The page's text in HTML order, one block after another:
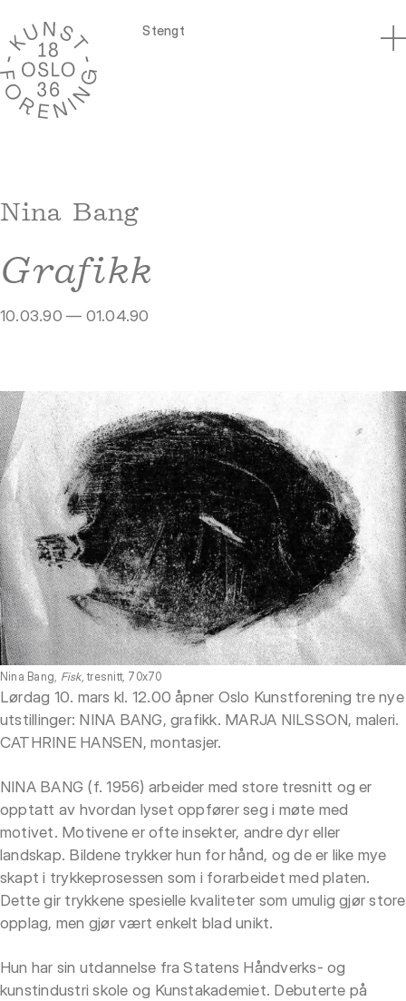
Stengt
Nina Bang
Grafikk
10.03.90 — 01.04.90
Nina Bang, Fisk, tresnitt, 70x70
Lørdag 10. mars kl. 12.00 åpner Oslo Kunstforening tre nye
utstillinger: NINA BANG, grafikk. MARJA NILSSON, maleri.
CATHRINE HANSEN, montasjer.
NINA BANG (f. 1956) arbeider med store tresnitt og er
opptatt av hvordan lyset oppfører seg i møte med
motivet. Motivene er ofte insekter, andre dyr eller
landskap. Bildene trykker hun for hånd, og de er like mye
skapt i trykkeprosessen som i forarbeidet med platen.
Dette gir trykkene spesielle kvaliteter som umulig gjør store
opplag, men gjør vært enkelt blad unikt.
Hun har sin utdannelse fra Statens Håndverks- og
kunstindustri skole og Kunstakademiet. Debuterte på